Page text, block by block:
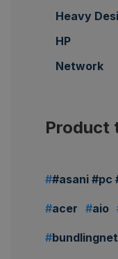
Heavy
HP
Network
Product
#asani #pc
acer aio